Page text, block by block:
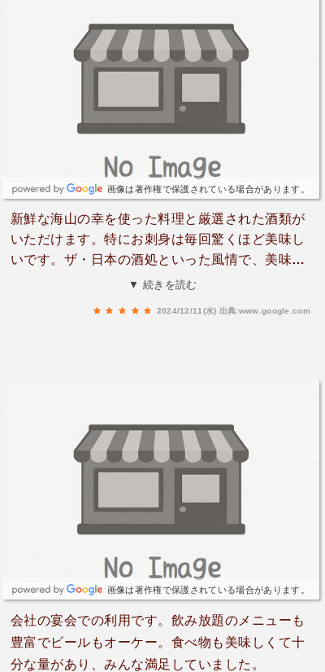
画像は著作権で保護されている場合があります。
新鮮な海山の幸を使った料理と厳選された酒類が
いただけます。特にお刺身は毎回驚くほど美味し
いです。ザ・日本の酒処といった風情で、美味し
い料理とお酒を楽しみたい方にはオススメです。
▼ 続きを読む
2024/12/11(水) 出典:www.google.com
画像は著作権で保護されている場合があります。
会社の宴会での利用です。飲み放題のメニューも
豊富でビールもオーケー。食べ物も美味しくて十
分な量があり、みんな満足していました。